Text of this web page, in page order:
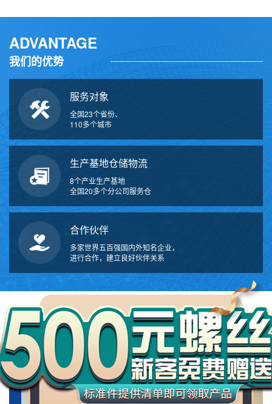
ADVANTAGE
我们的优势
服务对象
全国23个省份、
110多个城市
生产基地仓储物流
8个产业生产基地
全国20多个分公司服务仓
合作伙伴
多家世界五百强国内外知名企业，
进行合作，建立良好伙伴关系
ABOUT US
关于我们
工
品